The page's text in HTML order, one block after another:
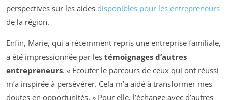
perspectives sur les aides disponibles pour les entrepreneurs
de la région.
Enfin, Marie, qui a récemment repris une entreprise familiale,
a été impressionnée par les témoignages d’autres
entrepreneurs. « Écouter le parcours de ceux qui ont réussi
m’a inspirée à persévérer. Cela m’a aidé à transformer mes
doutes en opportunités. » Pour elle, l’échange avec d’autres